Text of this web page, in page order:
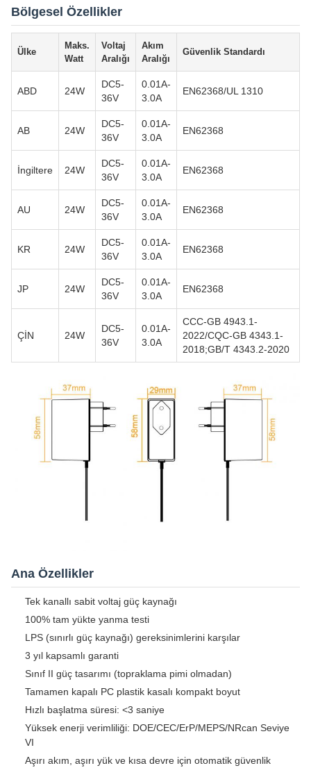
Bölgesel Özellikler
Ülke
Maks.
Watt
Voltaj
Aralığı
Akım
Aralığı
Güvenlik Standardı
ABD 24W
DC5-
36V
0.01A-
3.0A
EN62368/UL 1310
AB 24W
DC5-
36V
0.01A-
3.0A
EN62368
İngiltere 24W
DC5-
36V
0.01A-
3.0A
EN62368
AU 24W
DC5-
36V
0.01A-
3.0A
EN62368
KR 24W
DC5-
36V
0.01A-
3.0A
EN62368
JP 24W
DC5-
36V
0.01A-
3.0A
EN62368
ÇİN 24W
DC5-
36V
0.01A-
3.0A
CCC-GB 4943.1-
2022/CQC-GB 4343.1-
2018;GB/T 4343.2-2020
Ana Özellikler
Tek kanallı sabit voltaj güç kaynağı
100% tam yükte yanma testi
LPS (sınırlı güç kaynağı) gereksinimlerini karşılar
3 yıl kapsamlı garanti
Sınıf II güç tasarımı (topraklama pimi olmadan)
Tamamen kapalı PC plastik kasalı kompakt boyut
Hızlı başlatma süresi: <3 saniye
Yüksek enerji verimliliği: DOE/CEC/ErP/MEPS/NRcan Seviye
VI
Aşırı akım, aşırı yük ve kısa devre için otomatik güvenlik